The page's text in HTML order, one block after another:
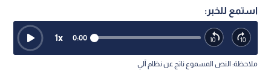
استمع للخبر:
0:00
1x
ملاحظة: النص المسموع ناتج عن نظام آلي